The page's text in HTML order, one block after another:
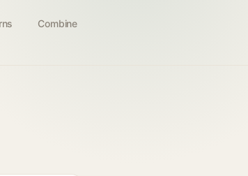
Combine